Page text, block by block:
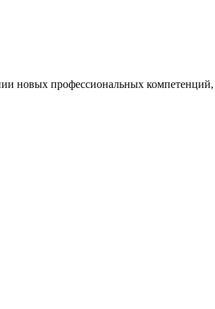
новых профессиональных